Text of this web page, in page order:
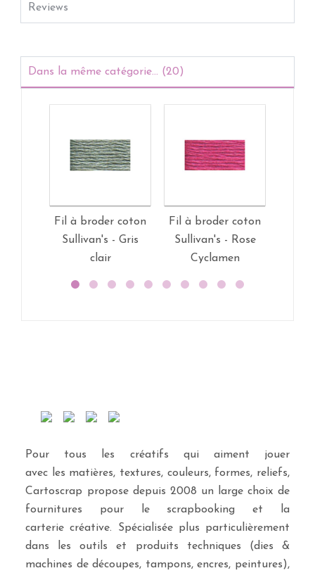
Reviews
Dans la même catégorie... (20)
Fil à broder coton
Sullivan's - Gris
clair
Fil à broder coton
Sullivan's - Rose
Cyclamen
Pour tous les créatifs qui aiment jouer
avec les matières, textures, couleurs, formes, reliefs,
Cartoscrap propose depuis 2008 un large choix de
fournitures pour le scrapbooking et la
carterie créative. Spécialisée plus particulièrement
dans les outils et produits techniques (dies &
machines de découpes, tampons, encres, peintures),